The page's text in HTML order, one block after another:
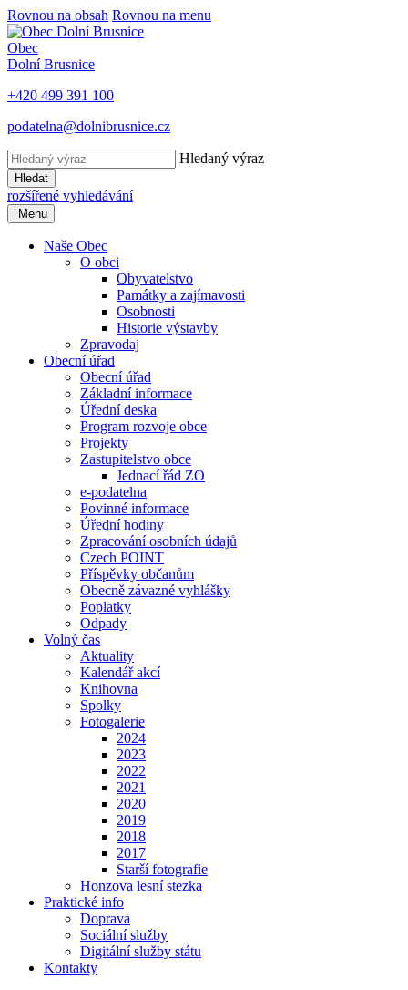
Rovnou na obsah Rovnou na menu
Obec
Dolní Brusnice
+420 499 391 100
podatelna@dolnibrusnice.cz
Hledaný výraz
Hledat
rozšířené vyhledávání
Menu
Naše Obec
O obci
Obyvatelstvo
Památky a zajímavosti
Osobnosti
Historie výstavby
Zpravodaj
Obecní úřad
Obecní úřad
Základní informace
Úřední deska
Program rozvoje obce
Projekty
Zastupitelstvo obce
Jednací řád ZO
e-podatelna
Povinné informace
Úřední hodiny
Zpracování osobních údajů
Czech POINT
Příspěvky občanům
Obecně závazné vyhlášky
Poplatky
Odpady
Volný čas
Aktuality
Kalendář akcí
Knihovna
Spolky
Fotogalerie
2024
2023
2022
2021
2020
2019
2018
2017
Starší fotografie
Honzova lesní stezka
Praktické info
Doprava
Sociální služby
Digitální služby státu
Kontakty